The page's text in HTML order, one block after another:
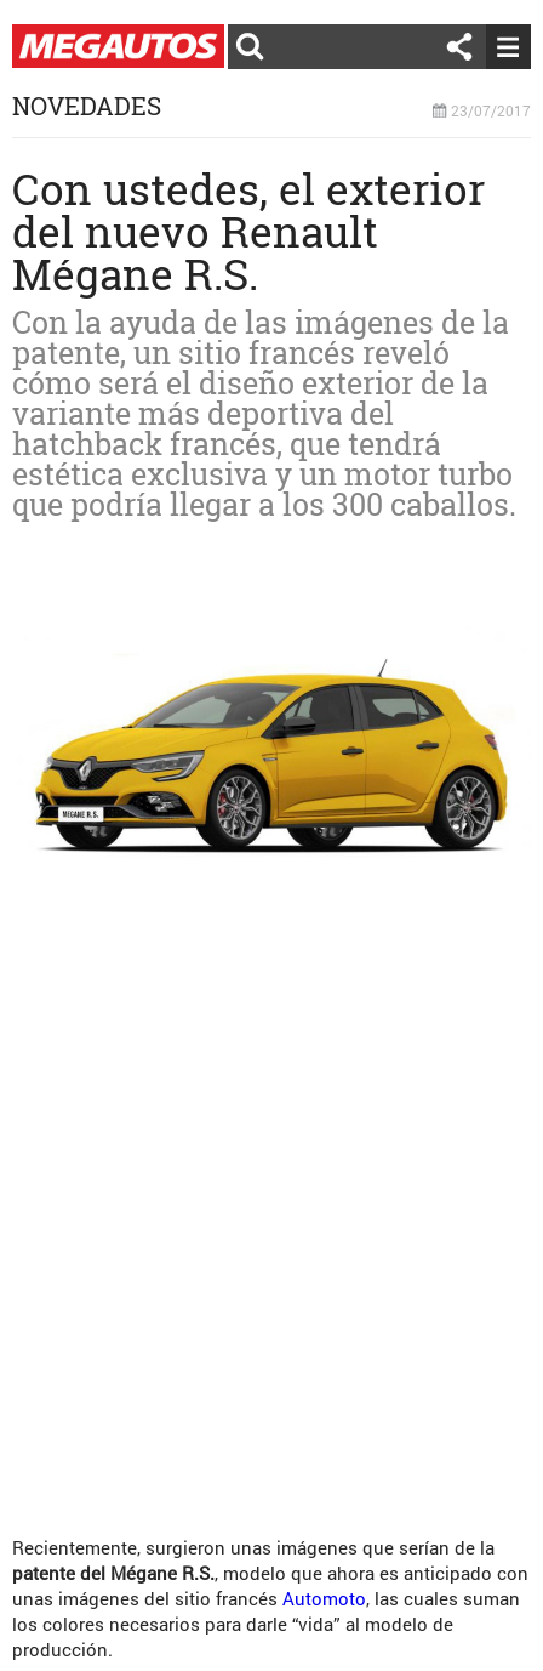
NOVEDADES 23/07/2017
Con ustedes, el exterior
del nuevo Renault
Mégane R.S.
Con la ayuda de las imágenes de la
patente, un sitio francés reveló
cómo será el diseño exterior de la
variante más deportiva del
hatchback francés, que tendrá
estética exclusiva y un motor turbo
que podría llegar a los 300 caballos.
Recientemente, surgieron unas imágenes que serían de la
patente del Mégane R.S., modelo que ahora es anticipado con
unas imágenes del sitio francés Automoto, las cuales suman
los colores necesarios para darle “vida” al modelo de
producción.